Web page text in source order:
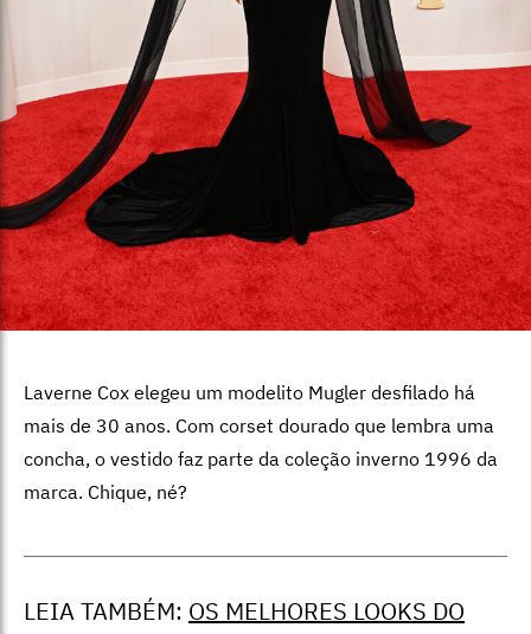
Laverne Cox elegeu um modelito Mugler desfilado há
mais de 30 anos. Com corset dourado que lembra uma
concha, o vestido faz parte da coleção inverno 1996 da
marca. Chique, né?
LEIA TAMBÉM: OS MELHORES LOOKS DO